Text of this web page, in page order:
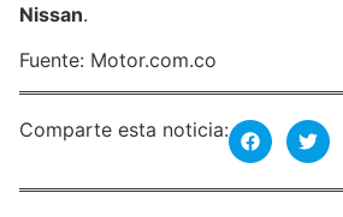
Nissan.
Fuente: Motor.com.co
Comparte esta noticia: